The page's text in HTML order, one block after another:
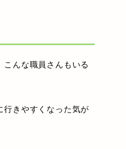
んな職員さんもいる
行きやすくなった気が